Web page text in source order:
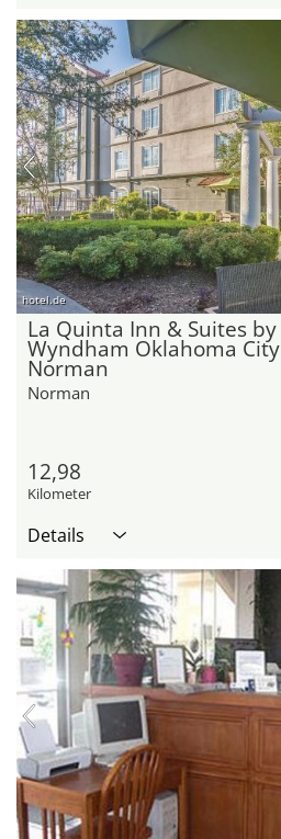
hotel.de
La Quinta Inn & Suites by
Wyndham Oklahoma City
Norman
Norman
12,98
Kilometer
Details